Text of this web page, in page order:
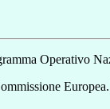
Operativo